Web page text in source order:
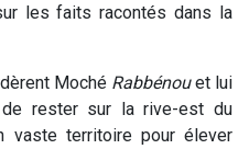
les faits racontés dans la
Moché Rabbénouet lui
de rester sur la rive-est du
vaste territoire pour élever